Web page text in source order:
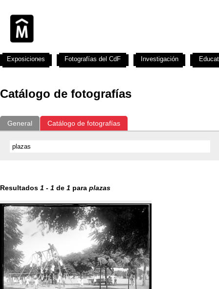
Catálogo de fotografías
General Catálogo de fotografías
Resultados 1 - 1 de 1 para plazas
Exposiciones Fotografías del CdF Investigación